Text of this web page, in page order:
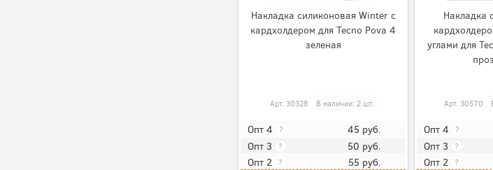
Накладка силиконовая Winter с
кардхолдером для Tecno Pova 4
зеленая
Арт. 30328 В наличии: 2 шт.
Опт 4 ? 45 руб.
Опт 3 ? 50 руб.
Опт 2 ? 55 руб.
Накладка
углами для
Арт. 30570
Опт 4 ?
Опт 3 ?
Опт 2 ?